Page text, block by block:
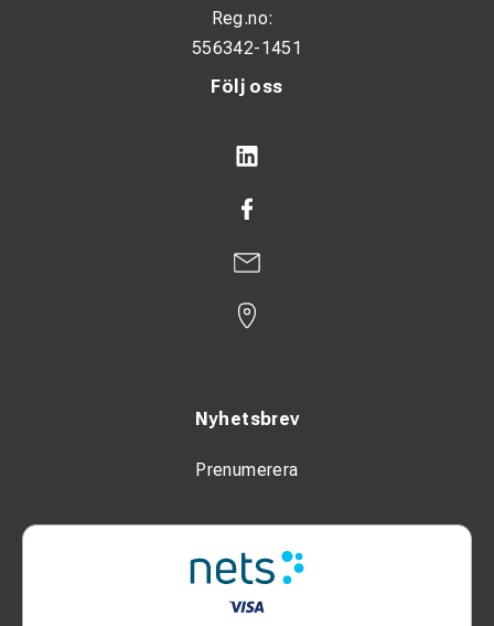
Följ oss
Nyhetsbrev
Prenumerera
Reg.no:
556342-1451